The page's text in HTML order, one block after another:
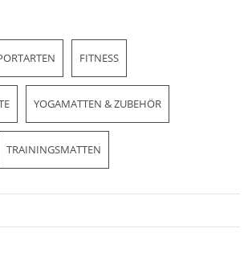
FITNESS
YOGAMATTEN & ZUBEHÖR
TRAININGSMATTEN